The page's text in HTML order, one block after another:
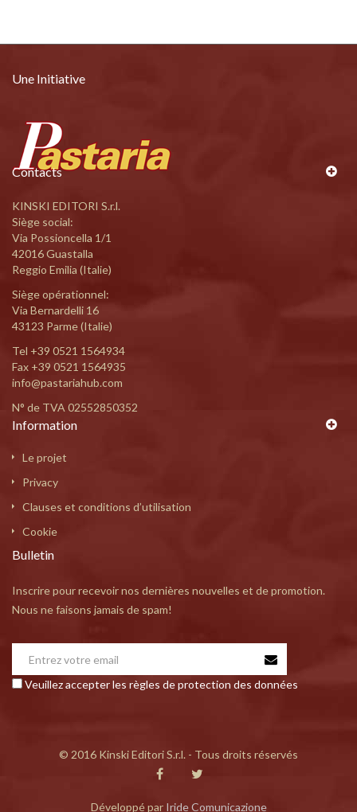
Une Initiative
Contacts
KINSKI EDITORI S.r.l.
Siège social:
Via Possioncella 1/1
42016 Guastalla
Reggio Emilia (Italie)
Siège opérationnel:
Via Bernardelli 16
43123 Parme (Italie)
Tel +39 0521 1564934
Fax +39 0521 1564935
info@pastariahub.com
N° de TVA 02552850352
Information
Le projet
Privacy
Clauses et conditions d’utilisation
Cookie
Bulletin
Inscrire pour recevoir nos dernières nouvelles et de promotion.
Nous ne faisons jamais de spam!
Veuillez accepter les règles de protection des données
© 2016 Kinski Editori S.r.l. - Tous droits réservés
Développé par Iride Comunicazione